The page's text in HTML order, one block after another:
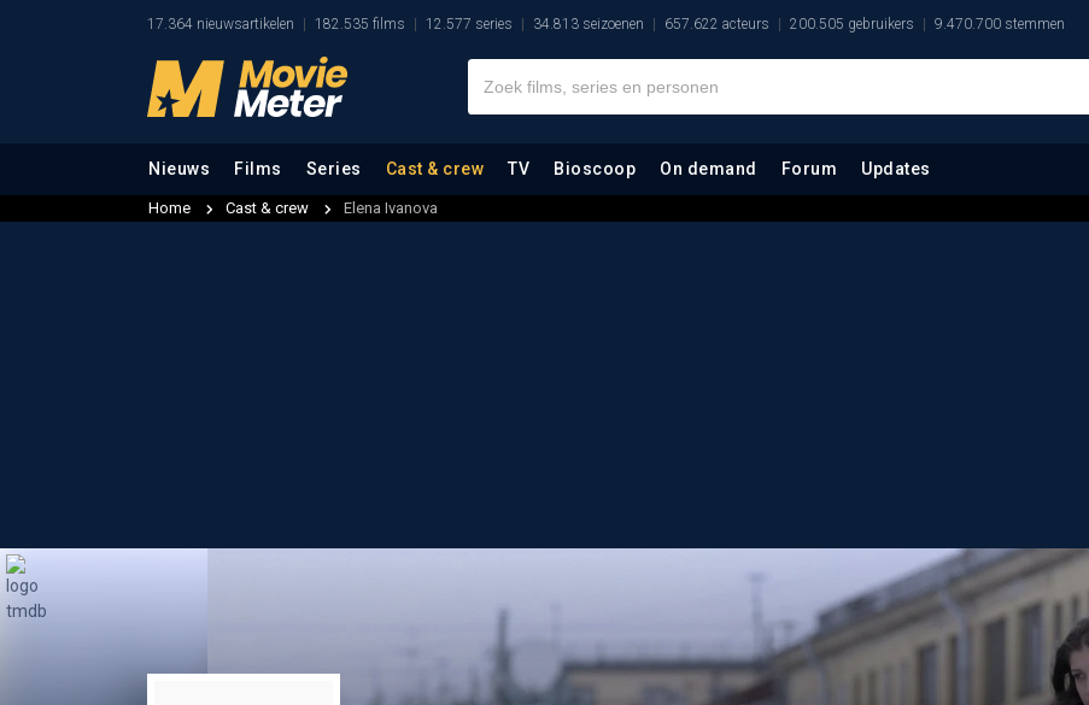
17.364 nieuwsartikelen 182.535 films 12.577 series 34.813 seizoenen 657.622 acteurs 200.505 gebruikers 9.470.700 stemmen
Nieuws Films Series Cast & crew TV Bioscoop On demand Forum Updates
Home Cast & crew Elena Ivanova